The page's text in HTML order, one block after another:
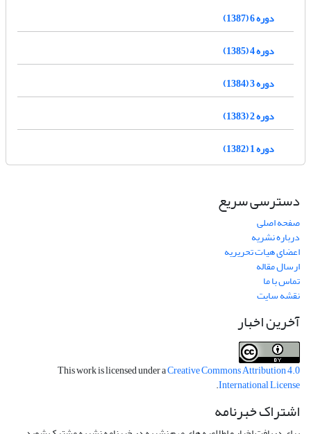
دوره 6 (1387)
دوره 4 (1385)
دوره 3 (1384)
دوره 2 (1383)
دوره 1 (1382)
دسترسی سریع
صفحه اصلی
درباره نشریه
اعضای هیات تحریریه
ارسال مقاله
تماس با ما
نقشه سایت
آخرین اخبار
This work is licensed under aCreative Commons Attribution 4.0
International License
.
اشتراک خبرنامه